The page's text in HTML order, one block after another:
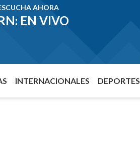
AHORA
EN VIVO
INTERNACIONALES DEPORTES